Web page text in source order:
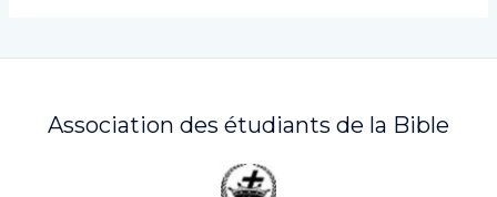
Association des étudiants de la Bible